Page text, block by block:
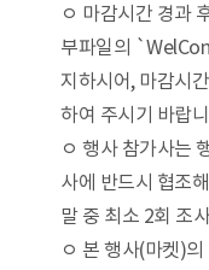
ㅇ 마감시간 경과
부파일의
지하시어, 마감시
하여 주시기 바랍
ㅇ 행사 참가사는
사에 반드시 협조
말 중 최소 2회 조
ㅇ 본 행사(마켓)